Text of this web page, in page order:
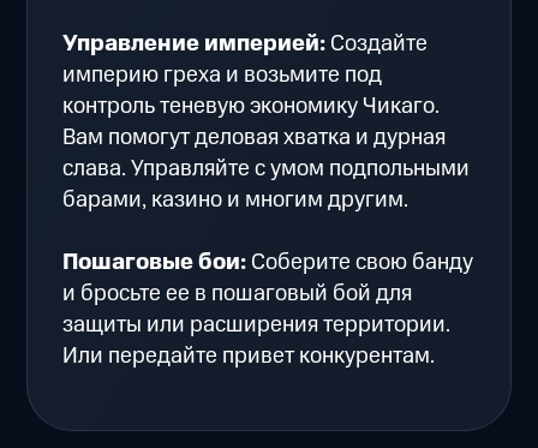
Управление империей:Создайте
империю греха и возьмите под
контроль теневую экономику Чикаго.
Вам помогут деловая хватка и дурная
слава. Управляйте с умом подпольными
барами, казино и многим другим.
Пошаговые бои:Соберите свою банду
и бросьте ее в пошаговый бой для
защиты или расширения территории.
Или передайте привет конкурентам.